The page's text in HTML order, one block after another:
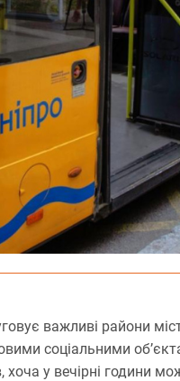
важливі райони
соціальними
у вечірні години